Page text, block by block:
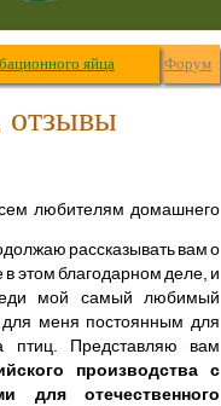
Форум
яйца
отзывы
любителям домашнего
рассказывать вам о
этом благодарном деле, и
мой самый любимый
для меня постоянным для
птиц. Представляю вам
производства с
для отечественного